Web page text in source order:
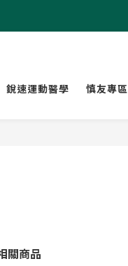
銳速運動醫學 慎友專區
關商品